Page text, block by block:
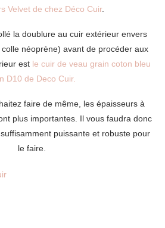
Velvet de chez Déco Cuir.
la doublure au cuir extérieur envers
néoprène) avant de procéder aux
est le cuir de veau grain coton bleu
D10 de Deco Cuir.
faire de même, les épaisseurs à
plus importantes. Il vous faudra donc
puissante et robuste pour
le faire.